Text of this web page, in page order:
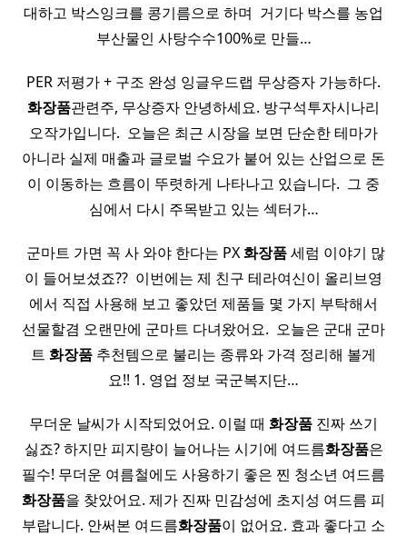
대하고 박스잉크를 콩기름으로 하며 ​ 거기다 박스를 농업
부산물인 사탕수수100%로 만들…
PER 저평가 + 구조 완성 잉글우드랩 무상증자 가능하다.
화장품관련주, 무상증자 안녕하세요. 방구석투자시나리
오작가입니다. ​ 오늘은 최근 시장을 보면 단순한 테마가
아니라 실제 매출과 글로벌 수요가 붙어 있는 산업으로 돈
이 이동하는 흐름이 뚜렷하게 나타나고 있습니다. ​ 그 중
심에서 다시 주목받고 있는 섹터가…
​ 군마트 가면 꼭 사 와야 한다는 PX화장품세럼 이야기 많
이 들어보셨죠?? ​ 이번에는 제 친구 테라여신이 올리브영
에서 직접 사용해 보고 좋았던 제품들 몇 가지 부탁해서
선물할겸 오랜만에 군마트 다녀왔어요. ​ 오늘은 군대 군마
트 화장품 추천템으로 불리는 종류와 가격 정리해 볼게
요!! 1. 영업 정보 국군복지단…
무더운 날씨가 시작되었어요. 이럴 때 화장품 진짜 쓰기
싫죠? 하지만 피지량이 늘어나는 시기에 여드름화장품은
필수! 무더운 여름철에도 사용하기 좋은 찐 청소년 여드름
화장품을 찾았어요. 제가 진짜 민감성에 초지성 여드름 피
부랍니다. 안써본 여드름화장품이 없어요. 효과 좋다고 소